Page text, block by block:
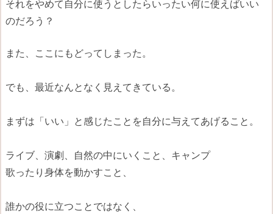
それをやめて自分に使うとしたらいったい何に使えばいい
のだろう？
また、ここにもどってしまった。
でも、最近なんとなく見えてきている。
まずは「いい」と感じたことを自分に与えてあげること。
ライブ、演劇、自然の中にいくこと、キャンプ
歌ったり身体を動かすこと、
誰かの役に立つことではなく、